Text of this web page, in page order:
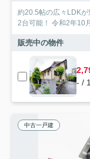
約20.5帖の広々LDK
2台可能！ 令和2年10
販売中の物件
- /
中古一戸建